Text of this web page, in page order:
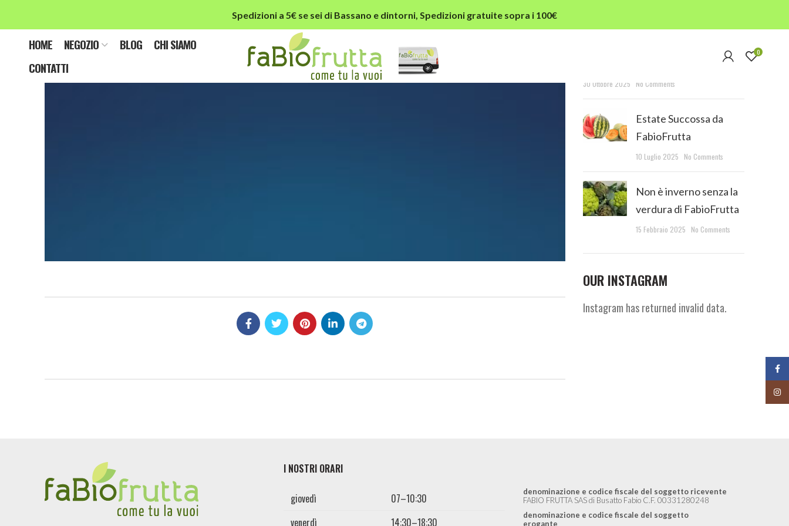
Spedizioni a 5€ se sei di Bassano e dintorni, Spedizioni gratuite sopra i 100€
HOME NEGOZIO BLOG
CHI SIAMO
CONTATTI
0
xmas-bg.jpg RECENT POSTS
30 Ottobre 2025 No Comments
Estate Succossa da
FabioFrutta
10 Luglio 2025 No Comments
Non è inverno senza la
verdura di FabioFrutta
15 Febbraio 2025 No Comments
OUR INSTAGRAM
Instagram has returned invalid data.
I NOSTRI ORARI
giovedì
07–10:30
venerdì
14:30–18:30
denominazione e codice fiscale del soggetto ricevente
FABIO FRUTTA SAS di Busatto Fabio C.F. 00331280248
denominazione e codice fiscale del soggetto
erogante